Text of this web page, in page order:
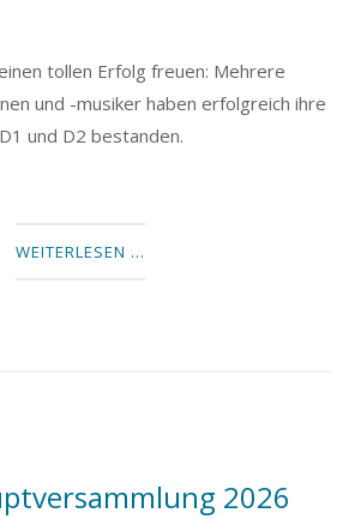
tollen Erfolg freuen: Mehrere
und -musiker haben erfolgreich ihre
und D2 bestanden.
WEITERLESEN …
2026